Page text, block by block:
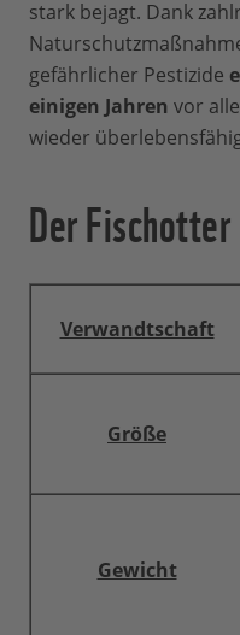
stark bejagt. Dank
gefährlicher Pestizide
einigen Jahren vor
wieder
Der
Verwandtschaft
Größe
Gewicht